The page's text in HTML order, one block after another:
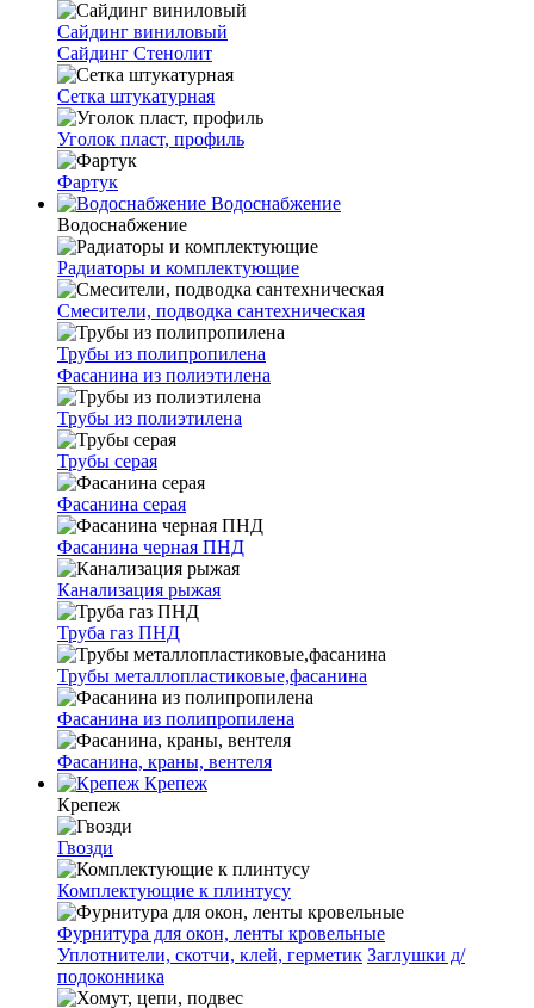
Сайдинг виниловый
Сайдинг Стенолит
Сетка штукатурная
Уголок пласт, профиль
Фартук
Водоснабжение
Водоснабжение
Радиаторы и комплектующие
Смесители, подводка сантехническая
Трубы из полипропилена
Фасанина из полиэтилена
Трубы из полиэтилена
Трубы серая
Фасанина серая
Фасанина черная ПНД
Канализация рыжая
Труба газ ПНД
Трубы металлопластиковые,фасанина
Фасанина из полипропилена
Фасанина, краны, вентеля
Крепеж
Крепеж
Гвозди
Комплектующие к плинтусу
Фурнитура для окон, ленты кровельные
Уплотнители, скотчи, клей, герметик Заглушки д/
подоконника